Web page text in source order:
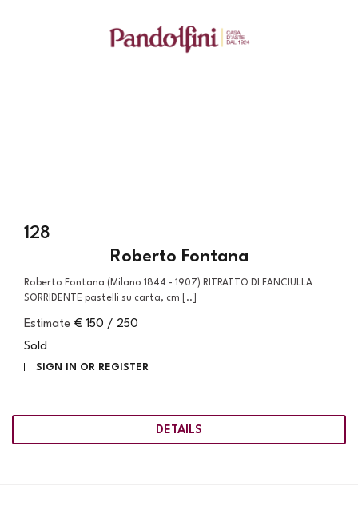
128
Roberto Fontana
Roberto Fontana (Milano 1844 - 1907) RITRATTO DI FANCIULLA
SORRIDENTE pastelli su carta, cm [..]
Estimate € 150 / 250
Sold
SIGN IN OR REGISTER
DETAILS